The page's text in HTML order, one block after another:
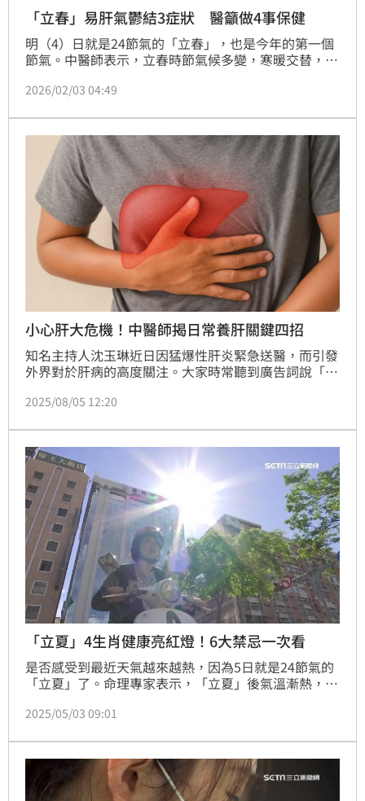
「立春」易肝氣鬱結3症狀 醫籲做4事保健
明（4）日就是24節氣的「立春」，也是今年的第一個
節氣。中醫師表示，立春時節氣候多變，寒暖交替，易
睡、乏力、精神不振，源於肝陰不足或肝火上炎，建議
不適。（記者：簡浩正）
2026/02/03 04:49
小心肝大危機！中醫師揭日常養肝關鍵四招
知名主持人沈玉琳近日因猛爆性肝炎緊急送醫，而引發
外界對於肝病的高度關注。大家時常聽到廣告詞說「肝
常見的肝臟指標GOP及GPT數值也會變高，的確可能危
肝，指的是「臟腑」，是以功能劃分。崇學馬光中醫診
所院長黃千瑞表示，《黃帝內經》提到：「肝者，將軍
之官，謀慮出焉。」肝就像是軍中統帥，負責謀劃思
考，並且影響或管
2025/08/05 12:20
「立夏」4生肖健康亮紅燈！6大禁忌一次看
是否感受到最近天氣越來越熱，因為5日就是24節氣的
「立夏」了。命理專家表示，「立夏」後氣溫漸熱，屬
議飲食上應以偏酸為原則，補腎來助肝，強化胃腸功
2025/05/03 09:01